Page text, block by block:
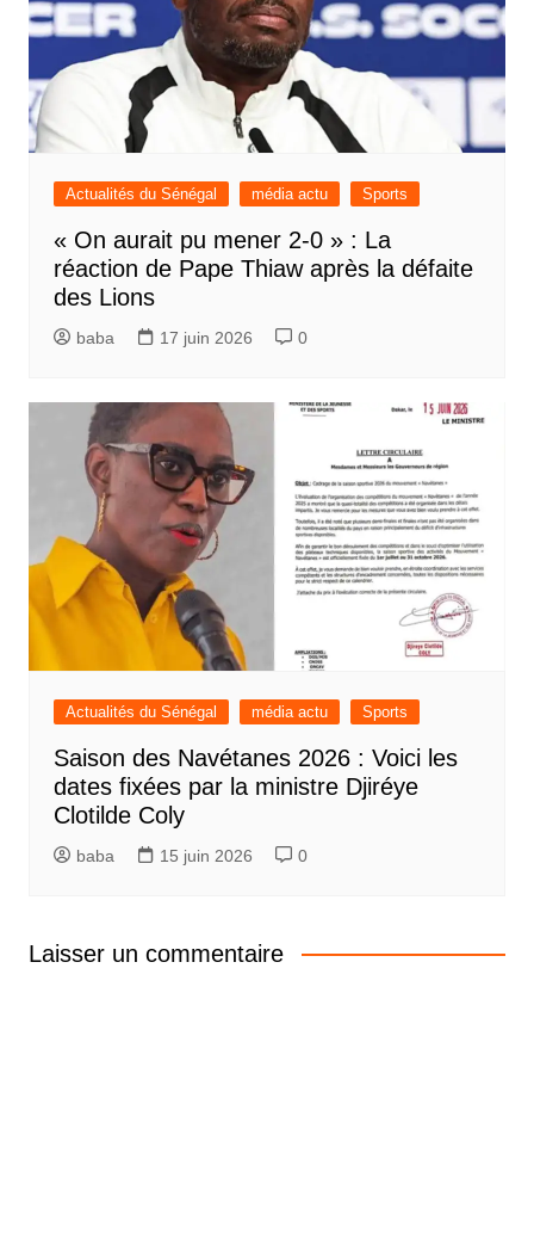
Actualités du Sénégal média actu Sports
« On aurait pu mener 2-0 » : La
réaction de Pape Thiaw après la défaite
des Lions
baba 17 juin 2026 0
Actualités du Sénégal média actu Sports
Saison des Navétanes 2026 : Voici les
dates fixées par la ministre Djiréye
Clotilde Coly
baba 15 juin 2026 0
Laisser un commentaire